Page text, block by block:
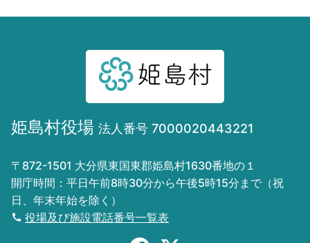
姫島村役場 法人番号 7000020443221
〒872-1501 大分県東国東郡姫島村1630番地の１
開庁時間：平日午前8時30分から午後5時15分まで（祝
日、年末年始を除く）
役場及び施設電話番号一覧表